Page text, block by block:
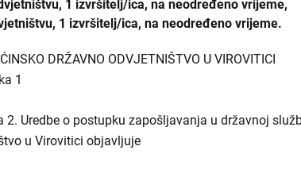
ŽDO
objave
1 izvršitelj/ica, na neodređeno vrijeme,
1 izvršitelj/ica, na neodređeno vrijeme.
DRŽAVNO ODVJETNIŠTVO U VIROVITICI
1
2. Uredbe o postupku zapošljavanja u državnoj
u Virovitici objavljuje